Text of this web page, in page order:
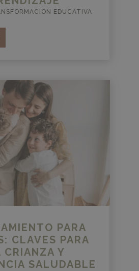
EDUCATIVA
PARA
CLAVES PARA
CRIANZA Y
SALUDABLE